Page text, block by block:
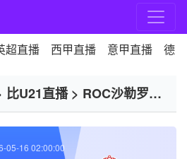
超直播 西甲直播 意甲直播 德
比U21直播> ROC沙勒罗瓦
05-16 02:00:00